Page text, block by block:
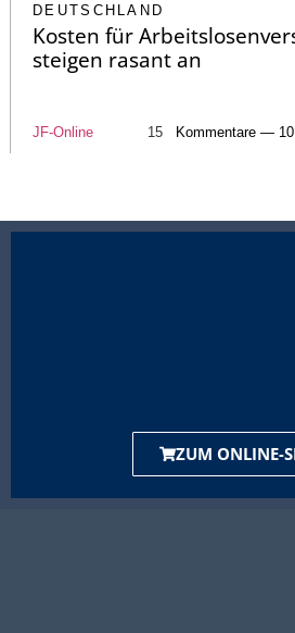
DEUTSCHLAND
Kosten für
steigen rasant an
JF-Online 15 Kommentare —
ZUM ONLINE-